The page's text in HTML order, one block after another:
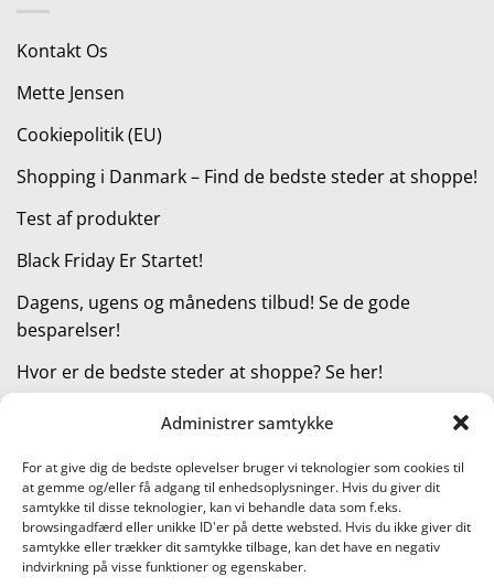
Administrer samtykke
For at give dig de bedste oplevelser bruger vi teknologier som cookies til
at gemme og/eller få adgang til enhedsoplysninger. Hvis du giver dit
samtykke til disse teknologier, kan vi behandle data som f.eks.
browsingadfærd eller unikke ID'er på dette websted. Hvis du ikke giver dit
samtykke eller trækker dit samtykke tilbage, kan det have en negativ
indvirkning på visse funktioner og egenskaber.
Kontakt Os
Mette Jensen
Cookiepolitik (EU)
Shopping i Danmark – Find de bedste steder at shoppe!
Test af produkter
Black Friday Er Startet!
Dagens, ugens og månedens tilbud! Se de gode
besparelser!
Hvor er de bedste steder at shoppe? Se her!
Kategorier